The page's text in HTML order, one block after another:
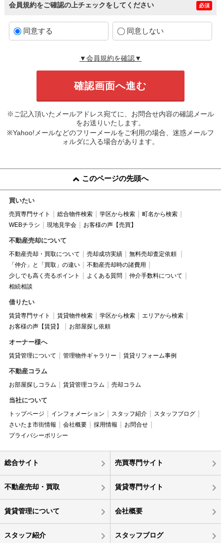
会員規約をご確認の上チェックをしてください 必須
同意する 同意しない
▼会員規約を確認▼
※ご記入頂いたメールアドレス宛てに、お問合せ内容の確認メール
をお送りいたします。
※Yahoo!メールなどのフリーメールをご利用の場合、迷惑メールフ
ォルダに入る場合があります。
このページの先頭へ
買いたい
売買専門サイト 総合物件検索 学区から検索
町名から検索
WEBチラシ
現地見学会 お客様の声【売買】
不動産売却について
不動産売却・買取について 売却成功実績
無料売却査定依頼
「仲介」と「買取」の違い
不動産売却時の諸費用
少しでも高く売るポイント
よくある質問
仲介手数料について
相続相談
借りたい
賃貸専門サイト 賃貸物件検索 学区から検索
エリアから検索
お客様の声【賃貸】
お部屋探し依頼
オーナー様へ
賃貸管理について 管理物件ギャラリー 賃貸リフォーム事例
不動産コラム
お部屋探しコラム 賃貸管理コラム 売却コラム
当社について
トップページ インフォメーション スタッフ紹介
スタッフブログ
さいたま市街情報
会社概要 採用情報
お問合せ
プライバシーポリシー
総合サイト 売買専門サイト
不動産売却・買取 賃貸専門サイト
賃貸管理について 会社概要
スタッフ紹介 スタッフブログ